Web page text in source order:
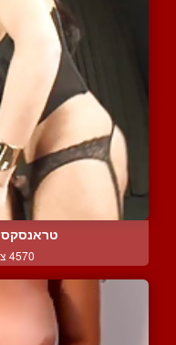
4570 צפיות